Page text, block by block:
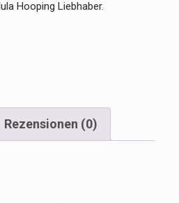
Hooping Liebhaber.
Rezensionen (0)